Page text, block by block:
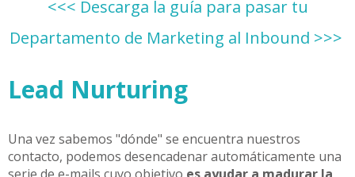
<<< Descarga la guía para pasar tu
Departamento de Marketing al Inbound >>>
Lead Nurturing
Una vez sabemos "dónde" se encuentra nuestros
contacto, podemos desencadenar automáticamente una